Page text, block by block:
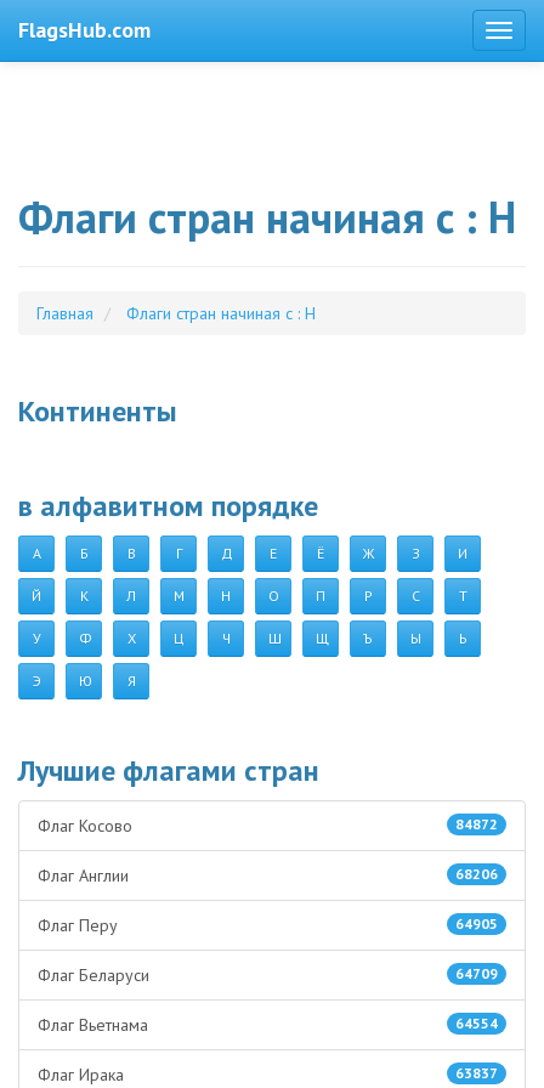
FlagsHub.com
Флаги стран начиная с : H
Главная Флаги стран начиная с : H
Континенты
в алфавитном порядке
А Б В Г Д Е Ё Ж З И
Й К Л М Н О П Р С Т
У Ф Х Ц Ч Ш Щ Ъ Ы Ь
Э Ю Я
Лучшие флагами стран
84872
Флаг Косово
68206
Флаг Англии
64905
Флаг Перу
64709
Флаг Беларуси
64554
Флаг Вьетнама
63837
Флаг Ирака